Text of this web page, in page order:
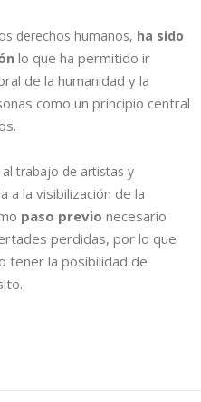
derechos humanos, ha sido
lo que ha permitido ir
de la humanidad y la
como un principio central
al trabajo de artistas y
a la visibilización de la
paso previo necesario
perdidas, por lo que
tener la posibilidad de